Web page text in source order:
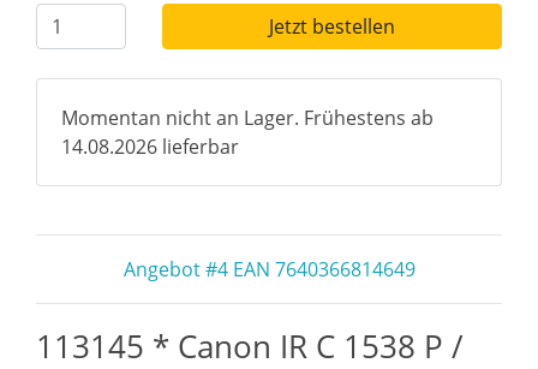
Jetzt bestellen
Momentan nicht an Lager. Frühestens ab
14.08.2026 lieferbar
Angebot #4 EAN 7640366814649
113145 * Canon IR C 1538 P /